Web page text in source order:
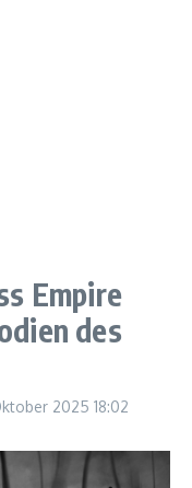
Empire
des
2025 18:02